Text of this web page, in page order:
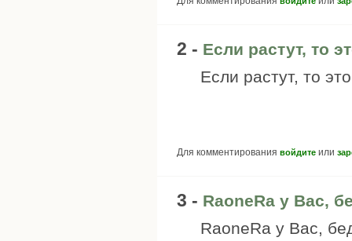
2 - Если растут, то
Если растут, то
Для комментирования войдите или
3 - RaoneRa у Вас,
RaoneRa у Вас,